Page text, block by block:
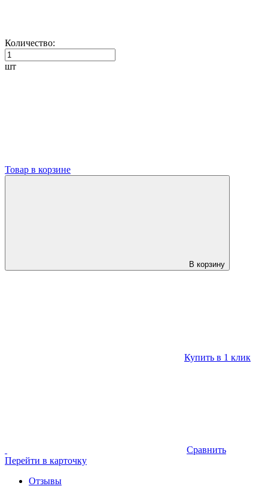
Количество:
шт
Товар в корзине
В корзину
Купить в 1 клик
Сравнить
Перейти в карточку
Отзывы